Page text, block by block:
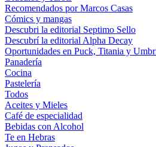
Recomendados por Marcos Casas
Cómics y mangas
Descubri la editorial Septimo Sello
Descubrí la editorial Alpha Decay
Oportunidades en Puck, Titania y
Panadería
Cocina
Pastelería
Todos
Aceites y Mieles
Café de especialidad
Bebidas con Alcohol
Te en Hebras